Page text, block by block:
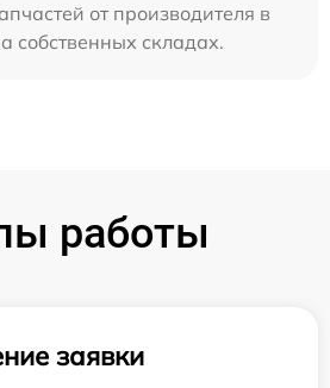
от производителя в
собственных складах.
работы
заявки